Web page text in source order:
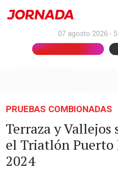
07 agosto 2026 -
PRUEBAS COMBIONADAS
Terraza y Vallejos
el Triatlón
2024